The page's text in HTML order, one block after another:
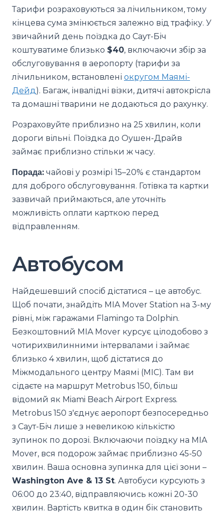
Тарифи розраховуються за лічильником, тому
кінцева сума змінюється залежно від трафіку. У
звичайний день поїздка до Саут-Біч
коштуватиме близько $40, включаючи збір за
обслуговування в аеропорту (тарифи за
лічильником, встановлені округом Маямі-
Дейд). Багаж, інвалідні візки, дитячі автокрісла
та домашні тварини не додаються до рахунку.
Розраховуйте приблизно на 25 хвилин, коли
дороги вільні. Поїздка до Оушен-Драйв
займає приблизно стільки ж часу.
Порада: чайові у розмірі 15–20% є стандартом
для доброго обслуговування. Готівка та картки
зазвичай приймаються, але уточніть
можливість оплати карткою перед
відправленням.
Автобусом
Найдешевший спосіб дістатися – це автобус.
Щоб почати, знайдіть MIA Mover Station на 3-му
рівні, між гаражами Flamingo та Dolphin.
Безкоштовний MIA Mover курсує цілодобово з
чотирихвилинними інтервалами і займає
близько 4 хвилин, щоб дістатися до
Міжмодального центру Маямі (MIC). Там ви
сідаєте на маршрут Metrobus 150, більш
відомий як Miami Beach Airport Express.
Metrobus 150 з'єднує аеропорт безпосередньо
з Саут-Біч лише з невеликою кількістю
зупинок по дорозі. Включаючи поїздку на MIA
Mover, вся подорож займає приблизно 45-50
хвилин. Ваша основна зупинка для цієї зони –
Washington Ave & 13 St. Автобуси курсують з
06:00 до 23:40, відправляючись кожні 20-30
хвилин. Вартість квитка в один бік становить